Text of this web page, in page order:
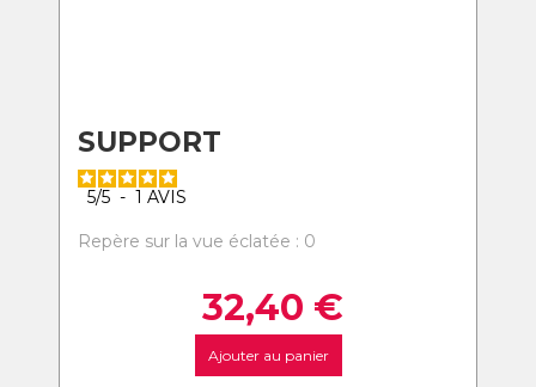
SUPPORT
5/5 - 1 AVIS
Repère sur la vue éclatée : 0
32,40 €
Ajouter au panier